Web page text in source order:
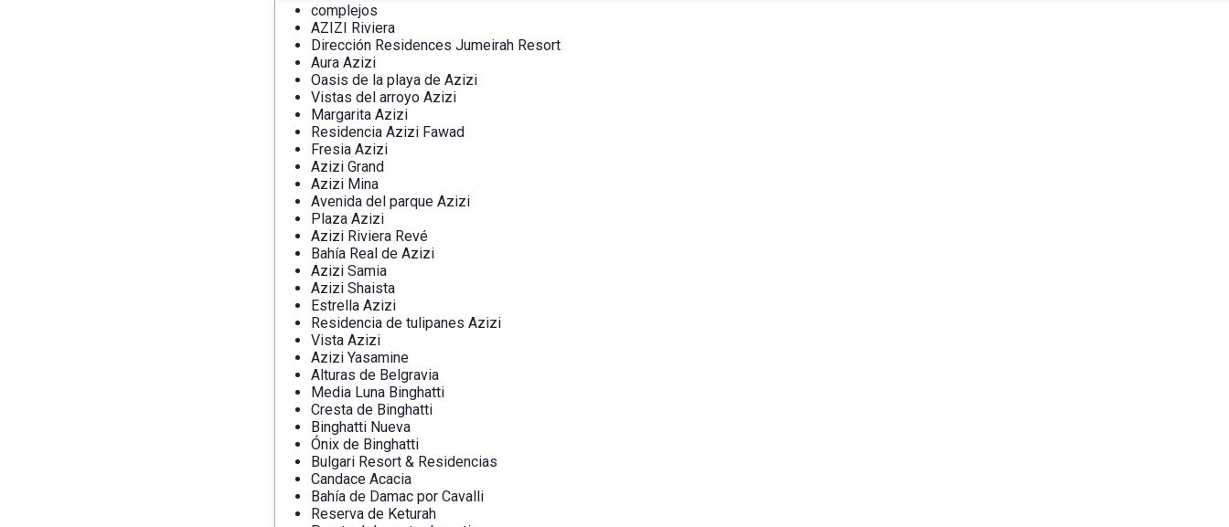
complejos
AZIZI Riviera
Dirección Residences Jumeirah Resort
Aura Azizi
Oasis de la playa de Azizi
Vistas del arroyo Azizi
Margarita Azizi
Residencia Azizi Fawad
Fresia Azizi
Azizi Grand
Azizi Mina
Avenida del parque Azizi
Plaza Azizi
Azizi Riviera Revé
Bahía Real de Azizi
Azizi Samia
Azizi Shaista
Estrella Azizi
Residencia de tulipanes Azizi
Vista Azizi
Azizi Yasamine
Alturas de Belgravia
Media Luna Binghatti
Cresta de Binghatti
Binghatti Nueva
Ónix de Binghatti
Bulgari Resort & Residencias
Candace Acacia
Bahía de Damac por Cavalli
Reserva de Keturah